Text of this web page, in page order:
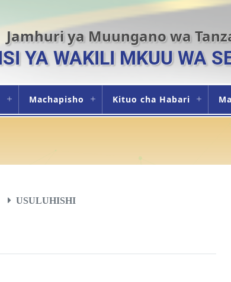
Jamhuri ya Muungano wa
YA WAKILI MKUU WA
Machapisho Kituo cha Habari
USULUHISHI